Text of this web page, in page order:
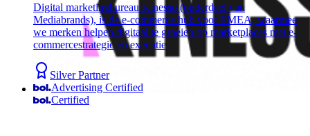
Digital marketingbureau Kinesso (onderdeel van
Mediabrands), is de e-commerce hub voor EMEA, waarmee
we merken helpen digitaal te groeien op marketplaces met e-
commercestrategie en executie.
Silver Partner
Advertising Certified
Certified